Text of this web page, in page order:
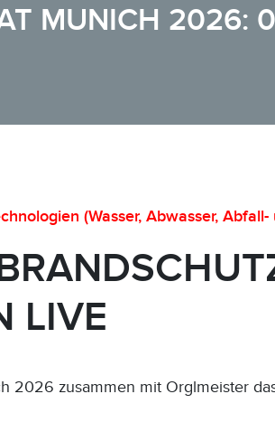
MUNICH 2026:
(Wasser, Abwasser,
LIVE
2026 zusammen mit Orglmeister